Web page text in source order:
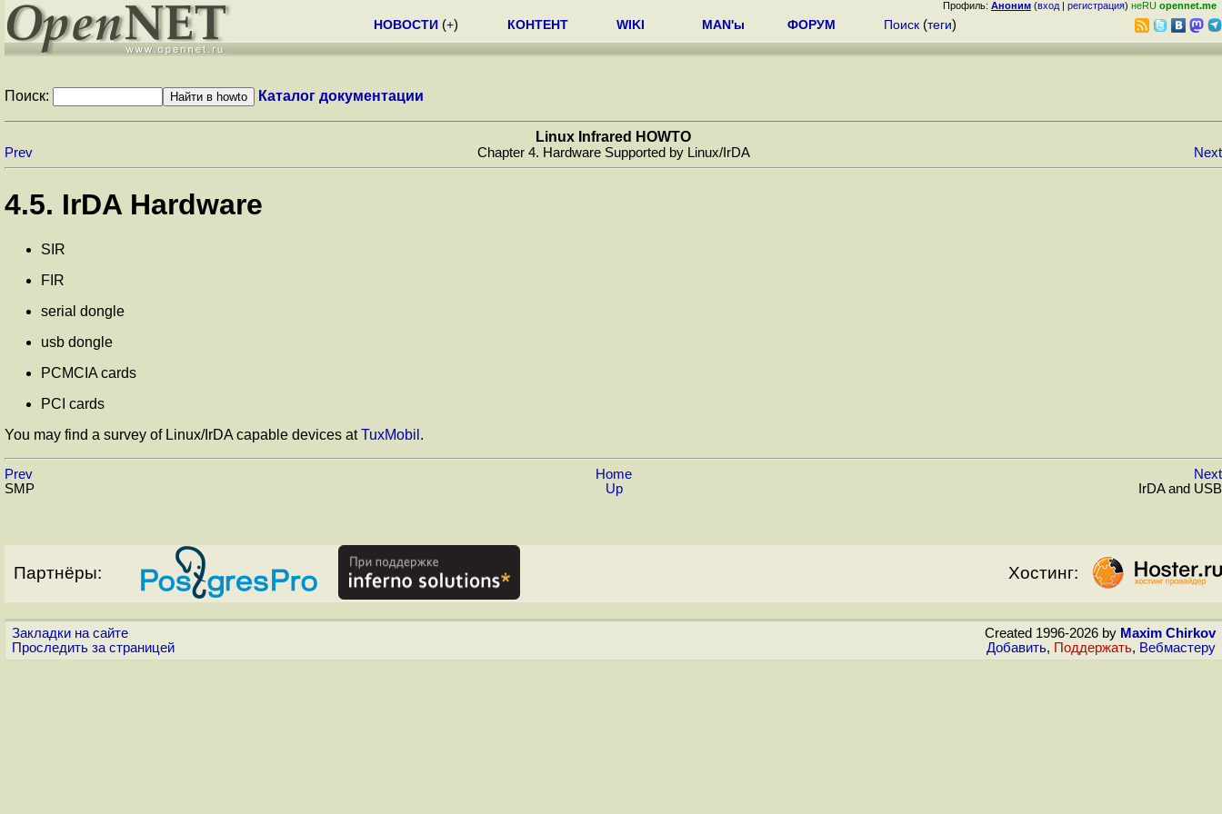
Профиль: Аноним (вход | регистрация) неRU opennet.me
НОВОСТИ (+) КОНТЕНТ WIKI MAN'ы ФОРУМ Поиск (теги)
Поиск: Каталог документации
Linux Infrared HOWTO
Prev Chapter 4. Hardware Supported by Linux/IrDA Next
4.5. IrDA Hardware
SIR
FIR
serial dongle
usb dongle
PCMCIA cards
PCI cards
You may find a survey of Linux/IrDA capable devices atTuxMobil .
Prev Home
Next
SMP
Up IrDA and USB
Партнёры: Хостинг:
Закладки на сайте
Проследить за страницей
Created 1996-2026 by Maxim Chirkov
Добавить, Поддержать, Вебмастеру